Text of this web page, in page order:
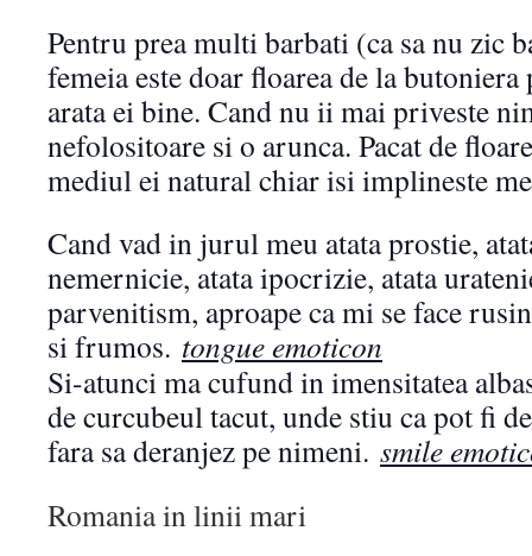
Pentru prea multi barbati (ca sa nu zic
femeia este doar floarea de la
arata ei bine. Cand nu ii mai priveste
nefolositoare si o arunca. Pacat de
mediul ei natural chiar isi implineste
Cand vad in jurul meu atata prostie,
nemernicie, atata ipocrizie, atata
parvenitism, aproape ca mi se face
si frumos. tongue emoticon
Si-atunci ma cufund in imensitatea
de curcubeul tacut, unde stiu ca pot fi
fara sa deranjez pe nimeni. smile
Romania in linii mari